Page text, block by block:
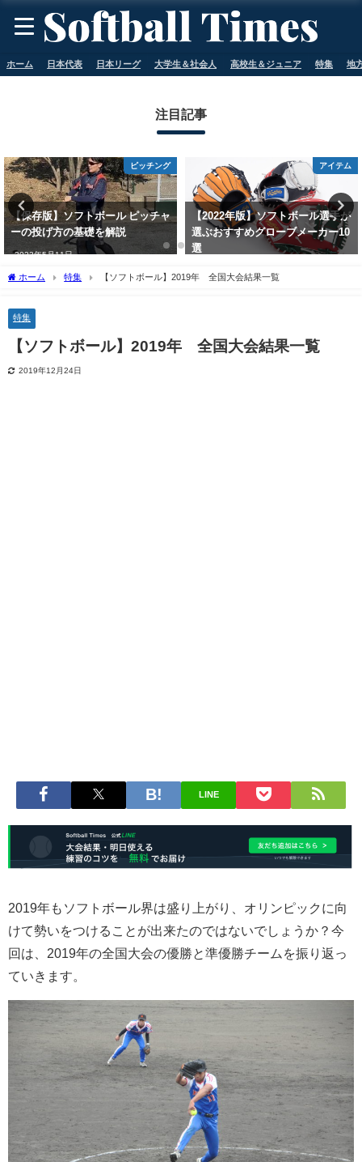
ホーム 日本代表 日本リーグ 大学生＆社会人 高校生＆ジュニア 特集 地
注目記事
アイテム
【2022年版】ソフトボール選手が
選ぶおすすめグローブメーカー10
選
バッティング
ソフトボールのバッティングが当
たらない人必見！3つのコツを解
説
ホーム 特集 【ソフトボール】2019年 全国大会結果一覧
特集
【ソフトボール】2019年 全国大会結果一覧
2019年12月24日
LINE
2019年もソフトボール界は盛り上がり、オリンピックに向
けて勢いをつけることが出来たのではないでしょうか？今
回は、2019年の全国大会の優勝と準優勝チームを振り返っ
ていきます。